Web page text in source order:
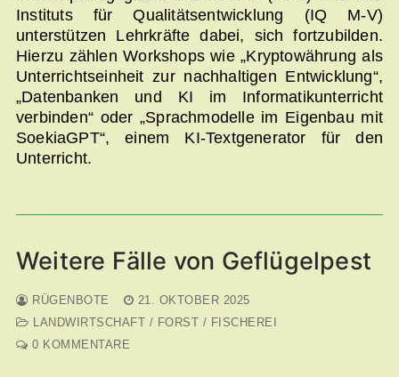
Instituts für Qualitätsentwicklung (IQ M-V)
unterstützen Lehrkräfte dabei, sich fortzubilden.
Hierzu zählen Workshops wie „Kryptowährung als
Unterrichtseinheit zur nachhaltigen Entwicklung“,
„Datenbanken und KI im Informatikunterricht
verbinden“ oder „Sprachmodelle im Eigenbau mit
SoekiaGPT“, einem KI-Textgenerator für den
Unterricht.
Weitere Fälle von Geflügelpest
RÜGENBOTE
21. OKTOBER 2025
LANDWIRTSCHAFT / FORST / FISCHEREI
0 KOMMENTARE